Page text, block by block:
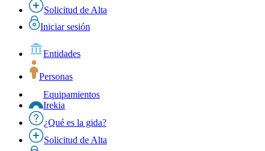
Solicitud de Alta
Iniciar sesión
Entidades
Personas
Equipamientos
Irekia
¿Qué es la gida?
Solicitud de Alta